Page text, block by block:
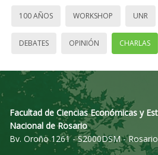
100 AÑOS WORKSHOP UNR
DEBATES OPINIÓN CHARLAS
Facultad de Ciencias Económicas y
Nacional de Rosario
Bv. Oroño 1261 - S2000DSM - Rosario